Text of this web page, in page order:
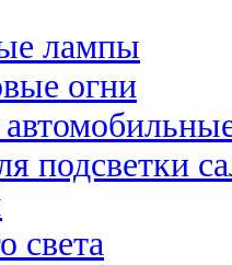
лампы
огни
подсветки
света